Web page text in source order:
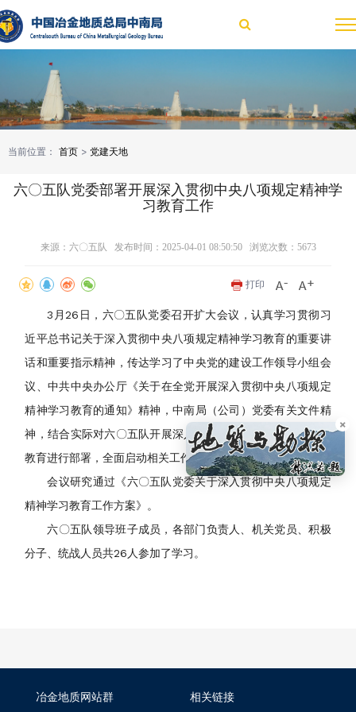
当前位置： 首页 > 党建天地
六〇五队党委部署开展深入贯彻中央八项规定精神学
习教育工作
来源：六〇五队 发布时间：2025-04-01 08:50:50 浏览次数： 5673
打印
3月26日，六〇五队党委召开扩大会议，认真学习贯彻习
近平总书记关于深入贯彻中央八项规定精神学习教育的重要讲
话和重要指示精神，传达学习了中央党的建设工作领导小组会
议、中共中央办公厅《关于在全党开展深入贯彻中央八项规定
精神学习教育的通知》精神，中南局（公司）党委有关文件精
神，结合实际对六〇五队开展深入贯彻中央八项规定精神学习
教育进行部署，全面启动相关工作。
会议研究通过《六〇五队党委关于深入贯彻中央八项规定
精神学习教育工作方案》。
六〇五队领导班子成员，各部门负责人、机关党员、积极
分子、统战人员共26人参加了学习。
×
冶金地质网站群 相关链接